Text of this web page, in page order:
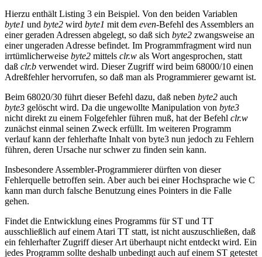
Hierzu enthält Listing 3 ein Beispiel. Von den beiden Variablen
byte1 und byte2 wird byte1 mit dem even-Befehl des Assemblers an
einer geraden Adressen abgelegt, so daß sich byte2 zwangsweise an
einer ungeraden Adresse befindet. Im Programmfragment wird nun
irrtümlicherweise byte2 mittels clr.w als Wort angesprochen, statt
daß clr.b verwendet wird. Dieser Zugriff wird beim 68000/10 einen
Adreßfehler hervorrufen, so daß man als Programmierer gewarnt ist.
Beim 68020/30 führt dieser Befehl dazu, daß neben byte2 auch
byte3 gelöscht wird. Da die ungewollte Manipulation von byte3
nicht direkt zu einem Folgefehler führen muß, hat der Befehl clr.w
zunächst einmal seinen Zweck erfüllt. Im weiteren Programm
verlauf kann der fehlerhafte Inhalt von byte3 nun jedoch zu Fehlern
führen, deren Ursache nur schwer zu finden sein kann.
Insbesondere Assembler-Programmierer dürften von dieser
Fehlerquelle betroffen sein. Aber auch bei einer Hochsprache wie C
kann man durch falsche Benutzung eines Pointers in die Falle
gehen.
Findet die Entwicklung eines Programms für ST und TT
ausschließlich auf einem Atari TT statt, ist nicht auszuschließen, daß
ein fehlerhafter Zugriff dieser Art überhaupt nicht entdeckt wird. Ein
jedes Programm sollte deshalb unbedingt auch auf einem ST getestet